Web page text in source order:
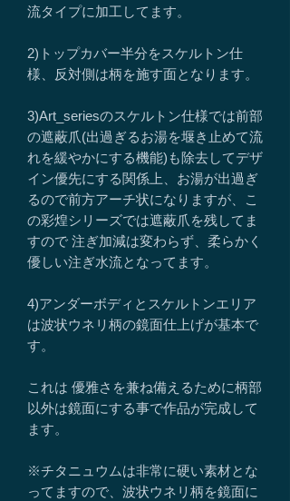
流タイプに加工してます。
2)トップカバー半分をスケルトン仕
様、反対側は柄を施す面となります。
3)Art_seriesのスケルトン仕様では前部
の遮蔽爪(出過ぎるお湯を堰き止めて流
れを緩やかにする機能)も除去してデザ
イン優先にする関係上、お湯が出過ぎ
るので前方アーチ状になりますが、こ
の彩煌シリーズでは遮蔽爪を残してま
すので 注ぎ加減は変わらず、柔らかく
優しい注ぎ水流となってます。
4)アンダーボディとスケルトンエリア
は波状ウネリ柄の鏡面仕上げが基本で
す。
これは 優雅さを兼ね備えるために柄部
以外は鏡面にする事で作品が完成して
ます。
※チタニュウムは非常に硬い素材とな
ってますので、波状ウネリ柄を鏡面に